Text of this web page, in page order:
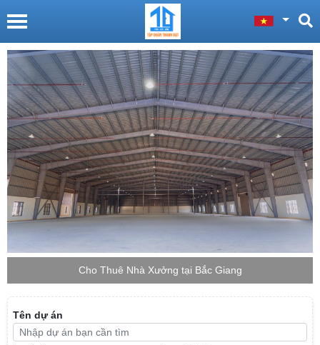
Cho Thuê Nhà Xưởng tại Bắc Giang
Tên dự án